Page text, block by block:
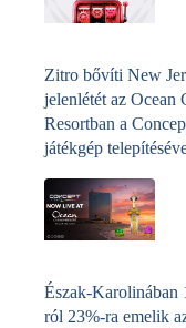
Zitro bővíti New
jelenlétét az Ocean
Resortban a
játékgép
Észak-Karolinában
ról 23%-ra emelik